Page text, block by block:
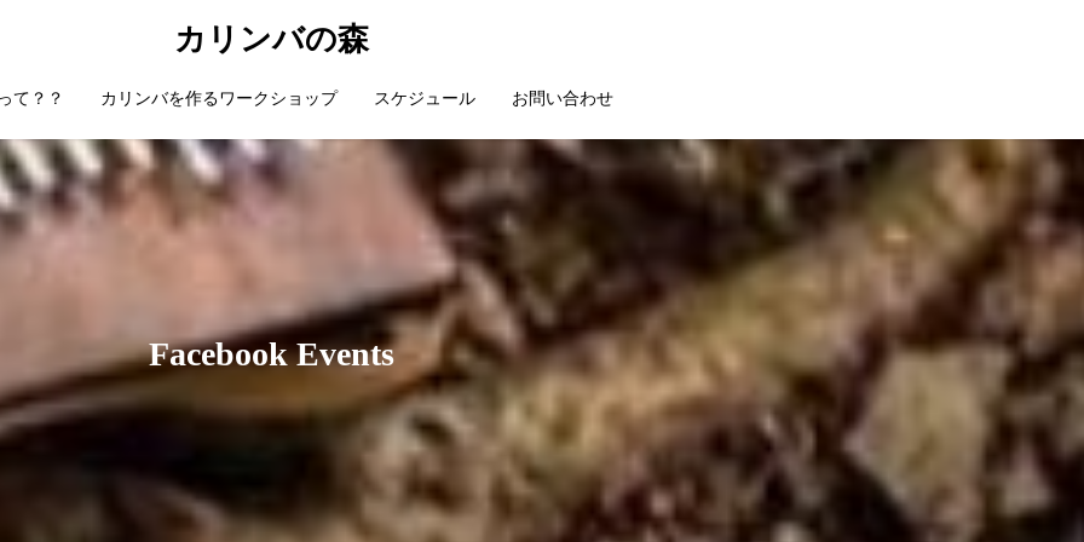
カリンバの森
て？？ カリンバを作るワークショップ スケジュール お問い合わせ
Facebook Events